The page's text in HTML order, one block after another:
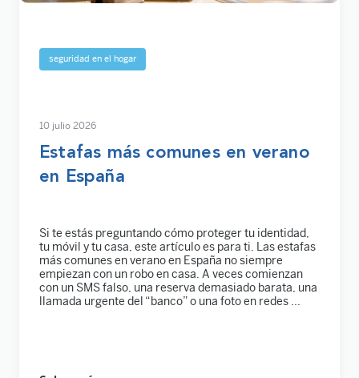
seguridad en el hogar
10 julio 2026
Estafas más comunes en verano
en España
Si te estás preguntando cómo proteger tu identidad,
tu móvil y tu casa, este artículo es para ti. Las estafas
más comunes en verano en España no siempre
empiezan con un robo en casa. A veces comienzan
con un SMS falso, una reserva demasiado barata, una
llamada urgente del “banco” o una foto en redes ...